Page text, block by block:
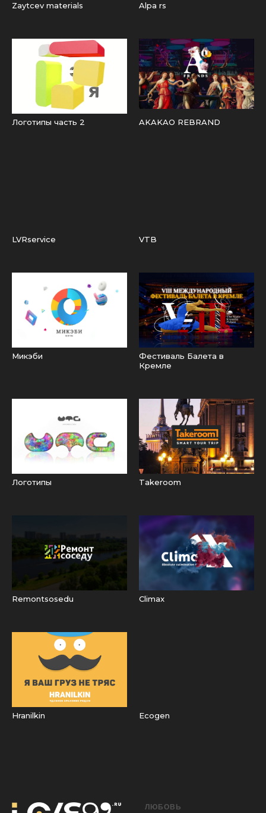
Zaytcev materials Alpa rs
Логотипы часть 2 AKAKAO REBRAND
LVRservice VTB
Микэби
Фестиваль Балета в
Кремле
Логотипы Takeroom
Remontsosedu Climax
Hranilkin Ecogen
ЛЮБОВЬ